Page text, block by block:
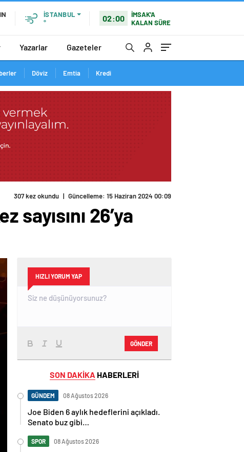
İSTANBUL
°
02:00
İMSAK'A
KALAN SÜRE
Yazarlar Gazeteler
Döviz Emtia Kredi
307 kez okundu | Güncelleme: 15 Haziran 2024 00:09
26’ya
HIZLI YORUM YAP
GÖNDER
SON DAKİKA HABERLERİ
GÜNDEM 08 Ağustos 2026
Joe Biden 6 aylık hedeflerini açıkladı.
Senato buz gibi…
SPOR 08 Ağustos 2026